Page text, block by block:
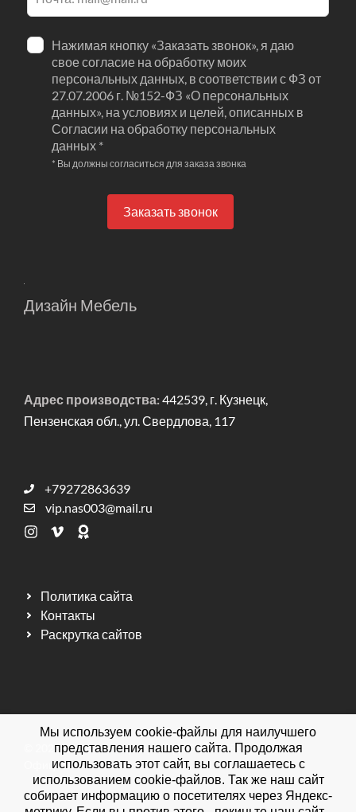
Нажимая кнопку «Заказать звонок», я даю
свое согласие на обработку моих
персональных данных, в соответствии с ФЗ от
27.07.2006 г. №152-ФЗ «О персональных
данных», на условиях и целей, описанных в
Согласии на обработку персональных
данных *
* Вы должны согласиться для заказа звонка
Заказать звонок
Дизайн Мебель
Адрес производства:442539, г. Кузнецк,
Пензенская обл., ул. Свердлова, 117
+79272863639
vip.nas003@mail.ru
Политика сайта
Контакты
Раскрутка сайтов
© 2026 Мебельная фабрика ДИЗАЙН МЕБЕЛЬ.
Официальный сайт.
Мы используем cookie-файлы для наилучшего
представления нашего сайта. Продолжая
использовать этот сайт, вы соглашаетесь с
использованием cookie-файлов. Так же наш сайт
собирает информацию о посетителях через Яндекс-